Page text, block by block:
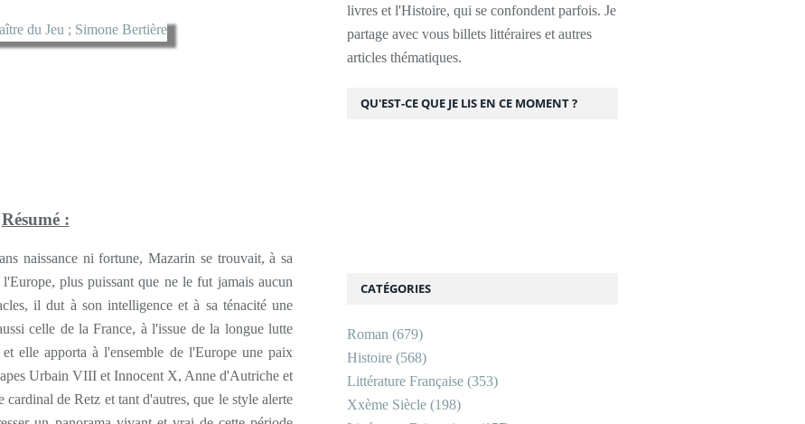
Résumé :
naissance ni fortune, Mazarin se trouvait, à sa
plus puissant que ne le fut jamais aucun
il dut à son intelligence et à sa ténacité une
celle de la France, à l'issue de la longue lutte
elle apporta à l'ensemble de l'Europe une paix
Urbain VIII et Innocent X, Anne d'Autriche et
de Retz et tant d'autres, que le style alerte
livres et l'Histoire, qui se confondent parfois. Je
partage avec vous billets littéraires et autres
articles thématiques.
CATÉGORIES
Roman (679)
Histoire (568)
Littérature Française (353)
Xxème Siècle (198)
QU'EST-CE QUE JE LIS EN CE MOMENT ?